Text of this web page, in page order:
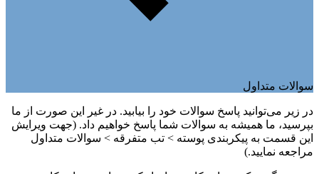
سوالات متداول
در زیر می‌توانید پاسخ سوالات خود را بیابید. در غیر این صورت از ما
بپرسید، ما همیشه به سوالات شما پاسخ خواهیم داد. (جهت ویرایش
این قسمت به پیکربندی پوسته > تب متفرقه > سوالات متداول
مراجعه نمایید.)